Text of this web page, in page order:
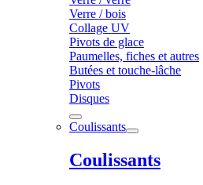
Verre / bois
Collage UV
Pivots de glace
Paumelles, fiches et autres
Butées et touche-lâche
Pivots
Disques
Coulissants
Coulissants